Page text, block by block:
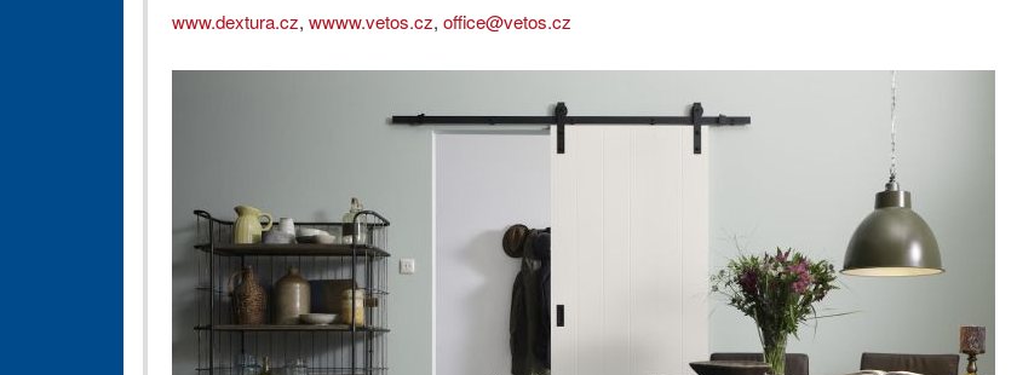
www.dextura.cz, wwww.vetos.cz, office@vetos.cz